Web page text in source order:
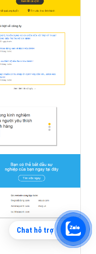
Chat hỗ trợ